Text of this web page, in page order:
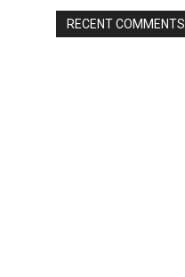
RECENT COMMENTS